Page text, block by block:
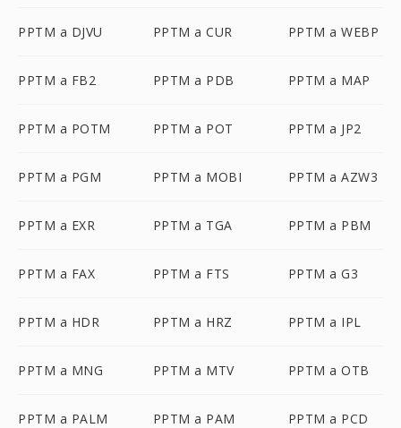
PPTM a DJVU PPTM a CUR PPTM a WEBP
PPTM a FB2 PPTM a PDB PPTM a MAP
PPTM a POTM PPTM a POT PPTM a JP2
PPTM a PGM PPTM a MOBI PPTM a AZW3
PPTM a EXR PPTM a TGA PPTM a PBM
PPTM a FAX PPTM a FTS PPTM a G3
PPTM a HDR PPTM a HRZ PPTM a IPL
PPTM a MNG PPTM a MTV PPTM a OTB
PPTM a PALM PPTM a PAM PPTM a PCD